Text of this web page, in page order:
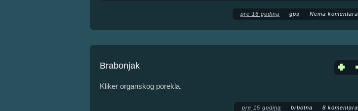
pre 16 godina gps Nema komentara
Brabonjak
Kliker organskog porekla.
pre 15 godina brbotna 8 komentara